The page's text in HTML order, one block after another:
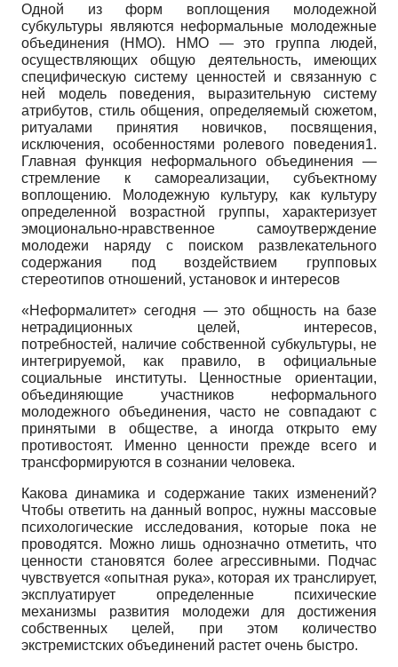
Одной из форм воплощения молодежной
субкультуры являются неформальные молодежные
объединения (НМО). НМО — это группа людей,
осуществляющих общую деятельность, имеющих
специфическую систему ценностей и связанную с
ней модель поведения, выразительную систему
атрибутов, стиль общения, определяемый сюжетом,
ритуалами принятия новичков, посвящения,
исключения, особенностями ролевого поведения1.
Главная функция неформального объединения —
стремление к самореализации, субъектному
воплощению. Молодежную культуру, как культуру
определенной возрастной группы, характеризует
эмоционально-нравственное самоутверждение
молодежи наряду с поиском развлекательного
содержания под воздействием групповых
стереотипов отношений, установок и интересов
«Неформалитет» сегодня — это общность на базе
нетрадиционных целей, интересов,
потребностей, наличие собственной субкультуры, не
интегрируемой, как правило, в официальные
социальные институты. Ценностные ориентации,
объединяющие участников неформального
молодежного объединения, часто не совпадают с
принятыми в обществе, а иногда открыто ему
противостоят. Именно ценности прежде всего и
трансформируются в сознании человека.
Какова динамика и содержание таких изменений?
Чтобы ответить на данный вопрос, нужны массовые
психологические исследования, которые пока не
проводятся. Можно лишь однозначно отметить, что
ценности становятся более агрессивными. Подчас
чувствуется «опытная рука», которая их транслирует,
эксплуатирует определенные психические
механизмы развития молодежи для достижения
собственных целей, при этом количество
экстремистских объединений растет очень быстро.